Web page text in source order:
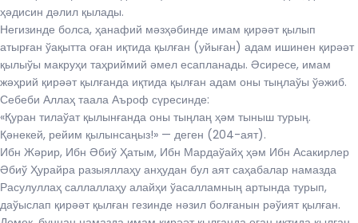
ҳәдисин дәлил қылады.
Негизинде болса, ҳанафий мәзҳәбинде имам қирәәт қылып
атырған ўақытта оған иқтида қылған (уйыған) адам ишинен қирәәт
қылыўы макруҳи таҳриймий әмел есапланады. Әсиресе, имам
жәҳрий қирәәт қылғанда иқтида қылған адам оны тыңлаўы ўәжиб.
Себеби Аллаҳ таала Аъроф сүресинде:
«Қуран тилаўат қылынғанда оны тыңлаң ҳәм тыныш турың.
Қәнекей, рейим қылынсаңыз!» — деген (204-аят).
Ибн Жәрир, Ибн Әбиў Ҳатым, Ибн Мардаўайҳ ҳәм Ибн Асакирлер
Әбиў Ҳурайра разыяллаҳу анҳудан бул аят саҳабалар намазда
Расулуллаҳ саллаллаҳу алайҳи ўасалламның артында турып,
даўыслап қирәәт қылған гезинде нәзил болғанын рәўият қылған.